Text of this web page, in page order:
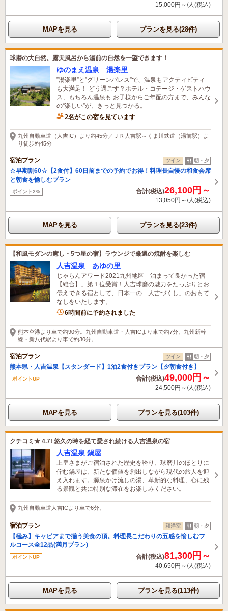
15,000円～/人(税込)
MAPを見る プランを見る(28件)
球磨の大自然。露天風呂から湯前の自然を一望できます！
ゆのまえ温泉 湯楽里
”湯楽里”と”グリーンパレス”で、温泉もアクティビティ
も大満足！ どう過ごす？ホテル・コテージ・ゲストハウ
ス、もちろん温泉も お子様からご年配の方まで、みんな
の“楽しい”が、きっと見つかる。
2名がこの宿を見ています
九州自動車道（人吉IC）より約45分／ＪＲ人吉駅～くま川鉄道（湯前駅）よ
り徒歩約45分
宿泊プラン ツイン 朝・夕
☆早期割60☆【2食付】60日前までの予約でお得！料理長自慢の和食会席
と朝食を愉しむプラン
ポイント2% 合計(税込)26,100円～
13,050円～/人(税込)
MAPを見る プランを見る(23件)
【和風モダンの癒し・5つ星の宿】ラウンジで厳選の焼酎を楽しむ
人吉温泉 あゆの里
じゃらんアワード2021九州地区「泊まって良かった宿
【総合】」第１位受賞！人吉球磨の魅力をたっぷりとお
伝えできる宿として、日本一の「人吉づくし」のおもて
なしをいたします。
6時間前に予約されました
熊本空港より車で約90分。九州自動車道・人吉ICより車で約7分。九州新幹
線・新八代駅より車で約30分。
宿泊プラン ツイン 朝・夕
熊本県・人吉温泉【スタンダード】1泊2食付きプラン【夕朝食付き】
ポイントUP 合計(税込)49,000円～
24,500円～/人(税込)
MAPを見る プランを見る(103件)
クチコミ★ 4.7! 悠久の時を経て愛され続ける人吉温泉の宿
人吉温泉 鍋屋
上皇さまがご宿泊された歴史を誇り、球磨川のほとりに
佇む鍋屋は、新たな価値を創出しながら現代の旅人を迎
え入れます。源泉かけ流しの湯、革新的な料理、心に残
る景観と共に特別な滞在をお楽しみください。
九州自動車道人吉ICより車で6分。
宿泊プラン 和洋室 朝・夕
【極み】キャビアまで揃う美食の頂。料理長こだわりの五感を愉しむフ
ルコース全12品(満月プラン)
ポイントUP 合計(税込)81,300円～
40,650円～/人(税込)
MAPを見る プランを見る(113件)